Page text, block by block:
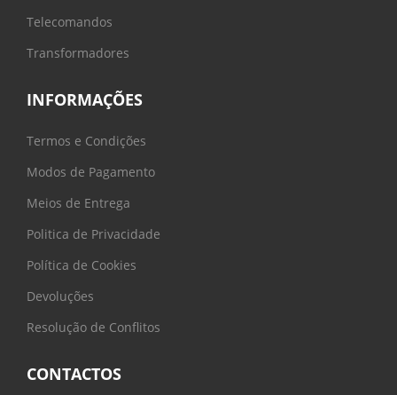
Telecomandos
Transformadores
INFORMAÇÕES
Termos e Condições
Modos de Pagamento
Meios de Entrega
Politica de Privacidade
Política de Cookies
Devoluções
Resolução de Conflitos
CONTACTOS